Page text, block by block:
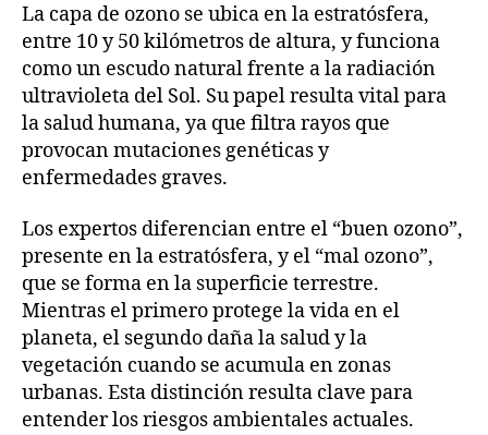
La capa de ozono se ubica en la estratósfera,
entre 10 y 50 kilómetros de altura, y funciona
como un escudo natural frente a la radiación
ultravioleta del Sol. Su papel resulta vital para
la salud humana, ya que filtra rayos que
provocan mutaciones genéticas y
enfermedades graves.
Los expertos diferencian entre el “buen ozono”,
presente en la estratósfera, y el “mal ozono”,
que se forma en la superficie terrestre.
Mientras el primero protege la vida en el
planeta, el segundo daña la salud y la
vegetación cuando se acumula en zonas
urbanas. Esta distinción resulta clave para
entender los riesgos ambientales actuales.